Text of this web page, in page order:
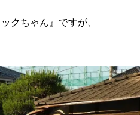
クちゃん』ですが、